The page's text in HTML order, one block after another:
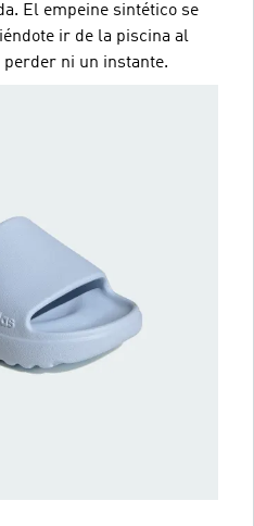
El empeine sintético se
ir de la piscina al
ni un instante.